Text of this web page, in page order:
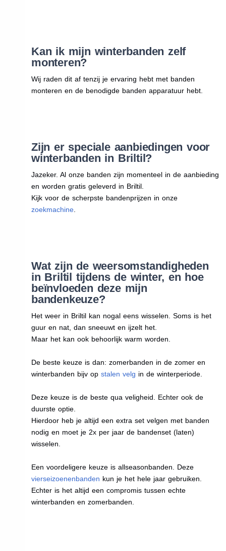
Kan ik mijn winterbanden zelf
monteren?
Wij raden dit af tenzij je ervaring hebt met banden
monteren en de benodigde banden apparatuur hebt.
Zijn er speciale aanbiedingen voor
winterbanden in Briltil?
Jazeker. Al onze banden zijn momenteel in de aanbieding
en worden gratis geleverd in Briltil.
Kijk voor de scherpste bandenprijzen in onze
zoekmachine.
Wat zijn de weersomstandigheden
in Briltil tijdens de winter, en hoe
beïnvloeden deze mijn
bandenkeuze?
Het weer in Briltil kan nogal eens wisselen. Soms is het
guur en nat, dan sneeuwt en ijzelt het.
Maar het kan ook behoorlijk warm worden.
De beste keuze is dan: zomerbanden in de zomer en
winterbanden bijv op stalen velg in de winterperiode.
Deze keuze is de beste qua veligheid. Echter ook de
duurste optie.
Hierdoor heb je altijd een extra set velgen met banden
nodig en moet je 2x per jaar de bandenset (laten)
wisselen.
Een voordeligere keuze is allseasonbanden. Deze
vierseizoenenbanden kun je het hele jaar gebruiken.
Echter is het altijd een compromis tussen echte
winterbanden en zomerbanden.